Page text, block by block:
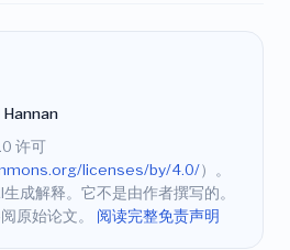
许可
licenses/by/4.0/）。
成解释。它不是由作者撰写的。
原始论文。 阅读完整免责声明